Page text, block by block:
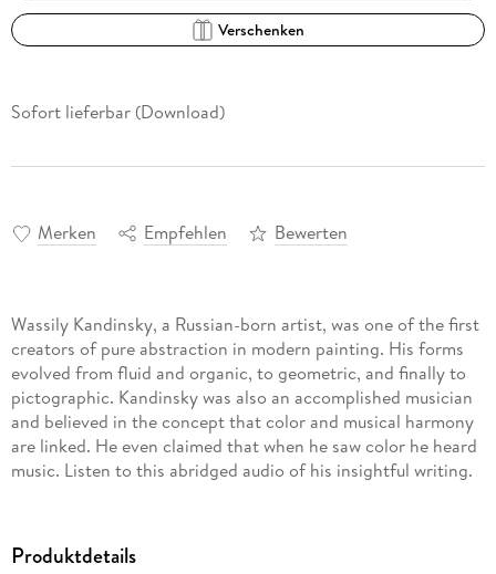
Verschenken
Sofort lieferbar (Download)
Merken Empfehlen Bewerten
Wassily Kandinsky, a Russian-born artist, was one of the first
creators of pure abstraction in modern painting. His forms
evolved from fluid and organic, to geometric, and finally to
pictographic. Kandinsky was also an accomplished musician
and believed in the concept that color and musical harmony
are linked. He even claimed that when he saw color he heard
music. Listen to this abridged audio of his insightful writing.
Produktdetails